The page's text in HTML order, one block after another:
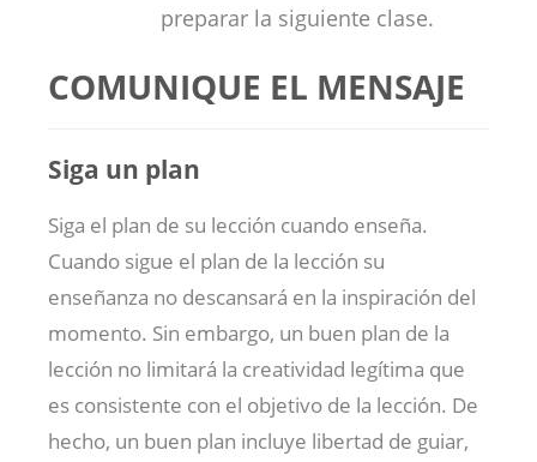
preparar la siguiente clase.
COMUNIQUE EL MENSAJE
Siga un plan
Siga el plan de su lección cuando enseña.
Cuando sigue el plan de la lección su
enseñanza no descansará en la inspiración del
momento. Sin embargo, un buen plan de la
lección no limitará la creatividad legítima que
es consistente con el objetivo de la lección. De
hecho, un buen plan incluye libertad de guiar,